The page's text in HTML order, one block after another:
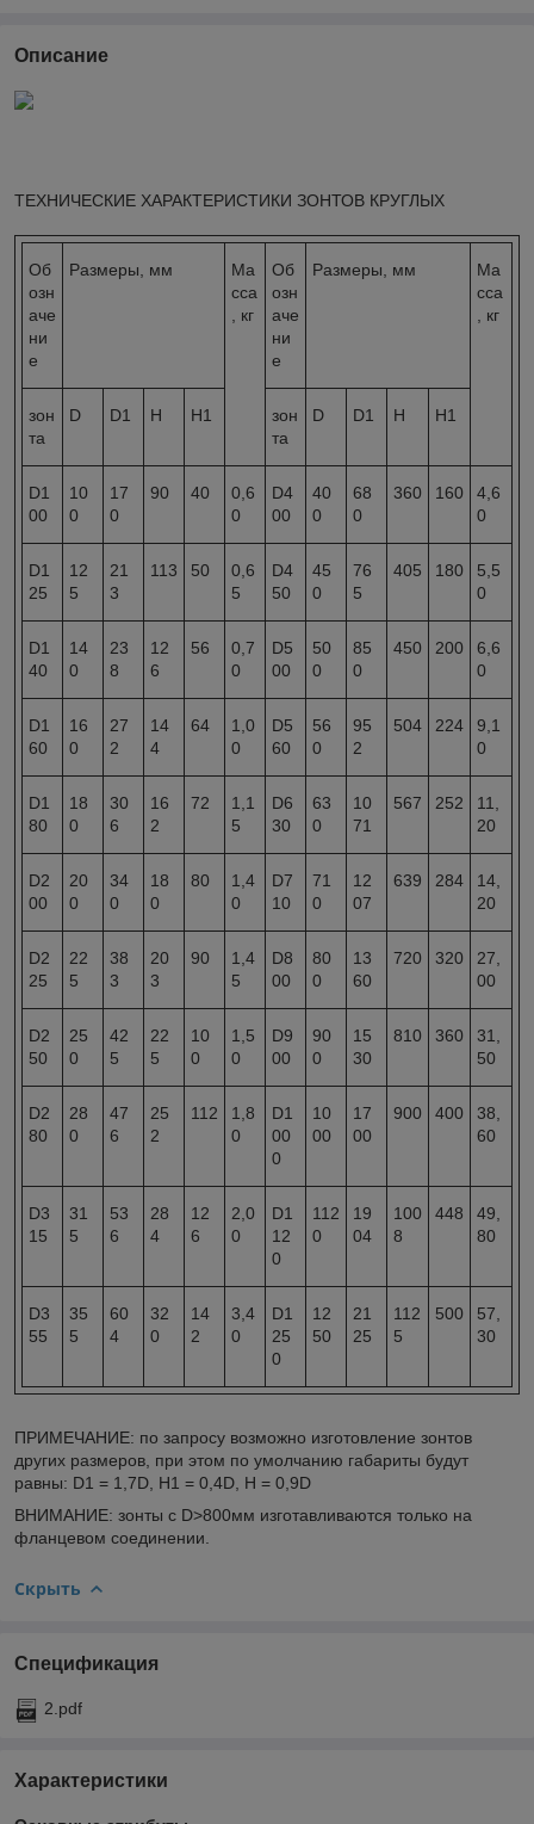
Описание
ТЕХНИЧЕСКИЕ ХАРАКТЕРИСТИКИ ЗОНТОВ КРУГЛЫХ
Об
озн
аче
ни
е
Размеры, мм
Ма
сса
, кг
Об
озн
аче
ни
е
Размеры, мм
Ма
сса
, кг
зон
та
D D1 Н Н1
зон
та
D D1 Н Н1
D1
00
10
0
17
0
90 40
0,6
0
D4
00
40
0
68
0
360 160
4,6
0
D1
25
12
5
21
3
113 50
0,6
5
D4
50
45
0
76
5
405 180
5,5
0
D1
40
14
0
23
8
12
6
56
0,7
0
D5
00
50
0
85
0
450 200
6,6
0
D1
60
16
0
27
2
14
4
64
1,0
0
D5
60
56
0
95
2
504 224
9,1
0
D1
80
18
0
30
6
16
2
72
1,1
5
D6
30
63
0
10
71
567 252
11,
20
D2
00
20
0
34
0
18
0
80
1,4
0
D7
10
71
0
12
07
639 284
14,
20
D2
25
22
5
38
3
20
3
90
1,4
5
D8
00
80
0
13
60
720 320
27,
00
D2
50
25
0
42
5
22
5
10
0
1,5
0
D9
00
90
0
15
30
810 360
31,
50
D2
80
28
0
47
6
25
2
112
1,8
0
D1
00
0
10
00
17
00
900 400
38,
60
D3
15
31
5
53
6
28
4
12
6
2,0
0
D1
12
0
112
0
19
04
100
8
448
49,
80
D3
55
35
5
60
4
32
0
14
2
3,4
0
D1
25
0
12
50
21
25
112
5
500
57,
30
ПРИМЕЧАНИЕ: по запросу возможно изготовление зонтов
других размеров, при этом по умолчанию габариты будут
равны: D1 = 1,7D, H1 = 0,4D, H = 0,9D
ВНИМАНИЕ: зонты с D>800мм изготавливаются только на
фланцевом соединении.
Скрыть
Спецификация
2.pdf
Характеристики